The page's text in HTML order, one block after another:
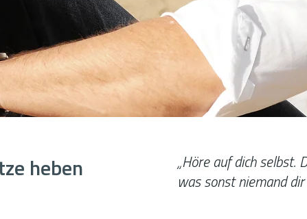
heben
„Höre auf dich selbst.
was sonst niemand